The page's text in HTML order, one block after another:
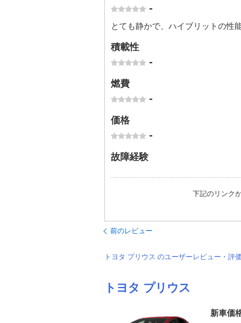
-
とても静かで、ハイブリットの性
積載性
-
燃費
-
価格
-
故障経験
下記のリンク
前のレビュー
トヨタ プリウス のユーザーレビュー・評
トヨタ プリウス
新車価